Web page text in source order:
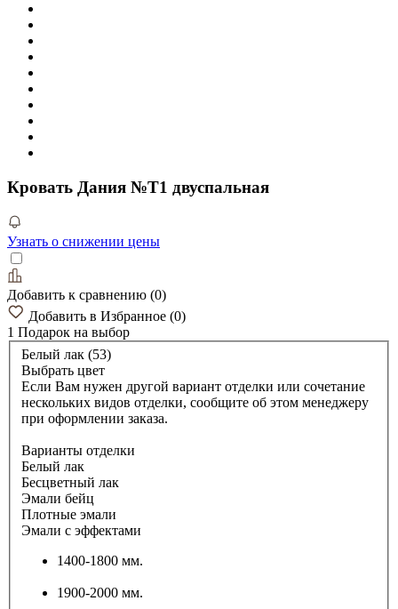
Кровать Дания №Т1 двуспальная
Узнать о снижении цены
Добавить к сравнению (0)
Добавить в Избранное (0)
1 Подарок на выбор
Белый лак (53)
Выбрать цвет
Если Вам нужен другой вариант отделки или сочетание
нескольких видов отделки, сообщите об этом менеджеру
при оформлении заказа.
Варианты отделки
Белый лак
Бесцветный лак
Эмали бейц
Плотные эмали
Эмали с эффектами
1400-1800 мм.
1900-2000 мм.